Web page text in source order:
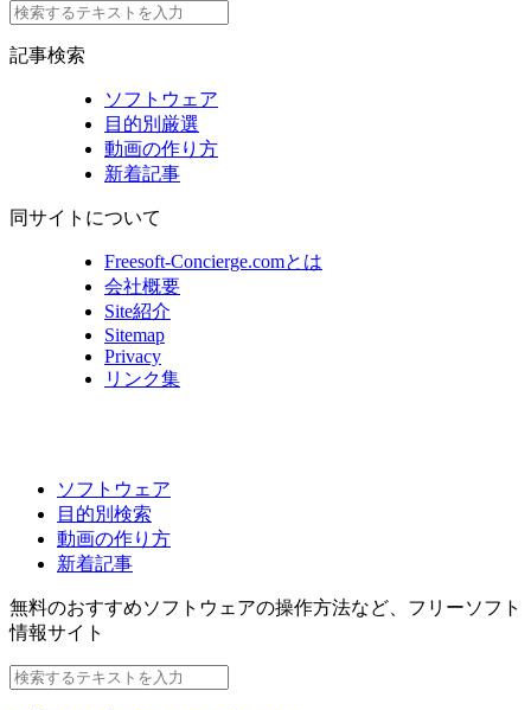
記事検索
ソフトウェア
目的別厳選
動画の作り方
新着記事
同サイトについて
Freesoft-Concierge.comとは
会社概要
Site紹介
Sitemap
Privacy
リンク集
ソフトウェア
目的別検索
動画の作り方
新着記事
無料のおすすめソフトウェアの操作方法など、 フリーソフト
情報サイト